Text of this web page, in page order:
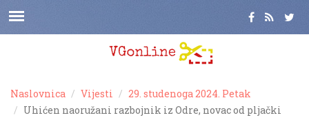
Naslovnica Vijesti
29. studenoga 2024. Petak
Uhićen naoružani razbojnik iz Odre, novac od pljački